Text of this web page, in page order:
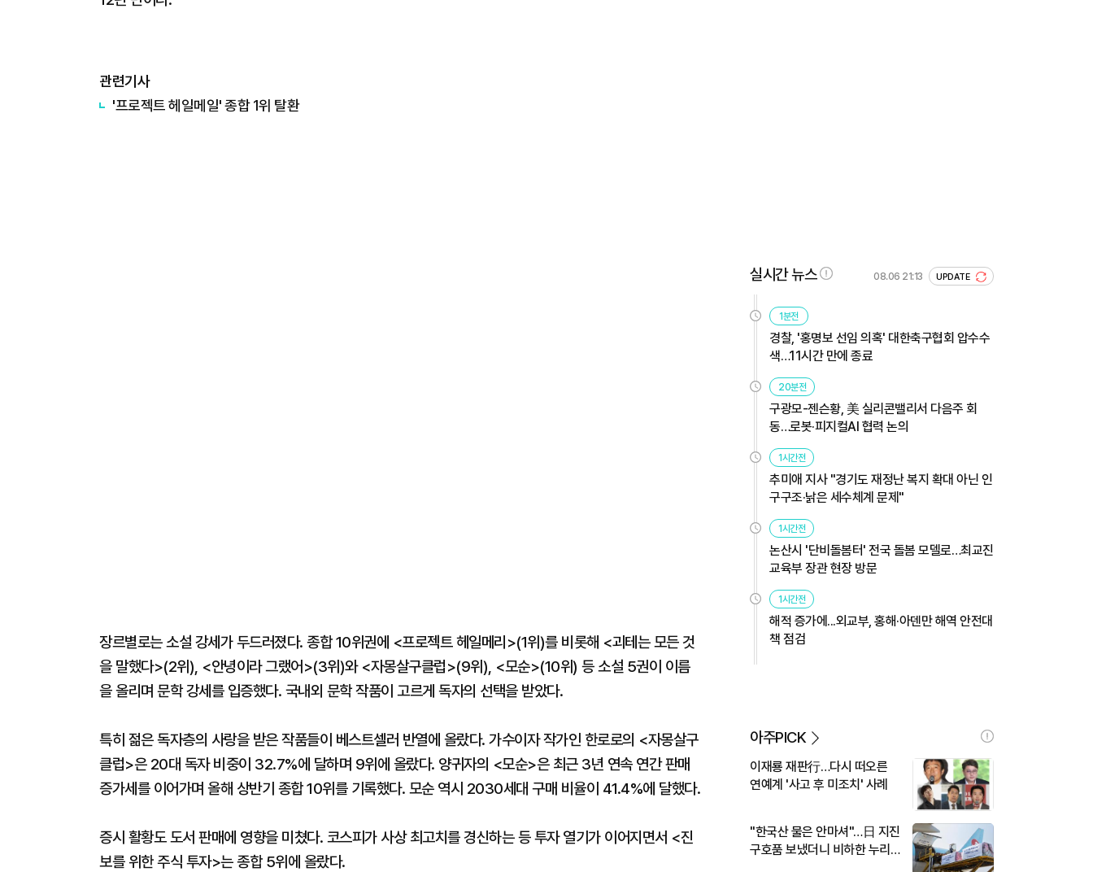
관련기사
'프로젝트 헤일메일' 종합 1위 탈환
장르별로는 소설 강세가 두드러졌다. 종합 10위권에 <프로젝트 헤일메리>(1위)를 비롯해 <괴테는 모든 것
을 말했다>(2위), <안녕이라 그랬어>(3위)와 <자몽살구클럽>(9위), <모순>(10위) 등 소설 5권이 이름
을 올리며 문학 강세를 입증했다. 국내외 문학 작품이 고르게 독자의 선택을 받았다.
특히 젊은 독자층의 사랑을 받은 작품들이 베스트셀러 반열에 올랐다. 가수이자 작가인 한로로의 <자몽살구
클럽>은 20대 독자 비중이 32.7%에 달하며 9위에 올랐다. 양귀자의 <모순>은 최근 3년 연속 연간 판매
증가세를 이어가며 올해 상반기 종합 10위를 기록했다. 모순 역시 2030세대 구매 비율이 41.4%에 달했다.
증시 활황도 도서 판매에 영향을 미쳤다. 코스피가 사상 최고치를 경신하는 등 투자 열기가 이어지면서 <진
보를 위한 주식 투자>는 종합 5위에 올랐다.
실시간 뉴스 08.06 21:13 UPDATE
1분전
경찰, '홍명보 선임 의혹' 대한축구협회 압수수
색…11시간 만에 종료
20분전
구광모-젠슨황, 美 실리콘밸리서 다음주 회
동…로봇·피지컬AI 협력 논의
1시간전
추미애 지사 "경기도 재정난 복지 확대 아닌 인
구구조·낡은 세수체계 문제"
1시간전
논산시 '단비돌봄터' 전국 돌봄 모델로…최교진
교육부 장관 현장 방문
1시간전
해적 증가에...외교부, 홍해·아덴만 해역 안전대
책 점검
아주PICK
이재룡 재판行…다시 떠오른
연예계 '사고 후 미조치' 사례
"한국산 물은 안마셔"…日 지진
구호품 보냈더니 비하한 누리